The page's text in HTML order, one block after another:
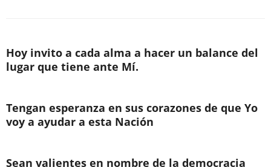
Hoy invito a cada alma a hacer un balance del
lugar que tiene ante Mí.
Tengan esperanza en sus corazones de que Yo
voy a ayudar a esta Nación
Sean valientes en nombre de la democracia